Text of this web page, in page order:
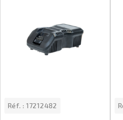
Réf. : 17212482